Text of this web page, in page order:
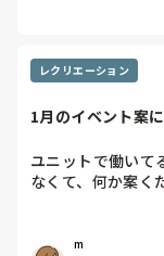
レクリエーション
1月のイベント案
ユニットで働いて
なくて、何か案く
m